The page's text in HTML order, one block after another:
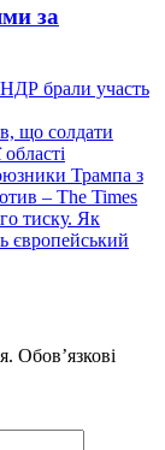
за
що солдати
тиску. Як
європейський
Обов’язкові